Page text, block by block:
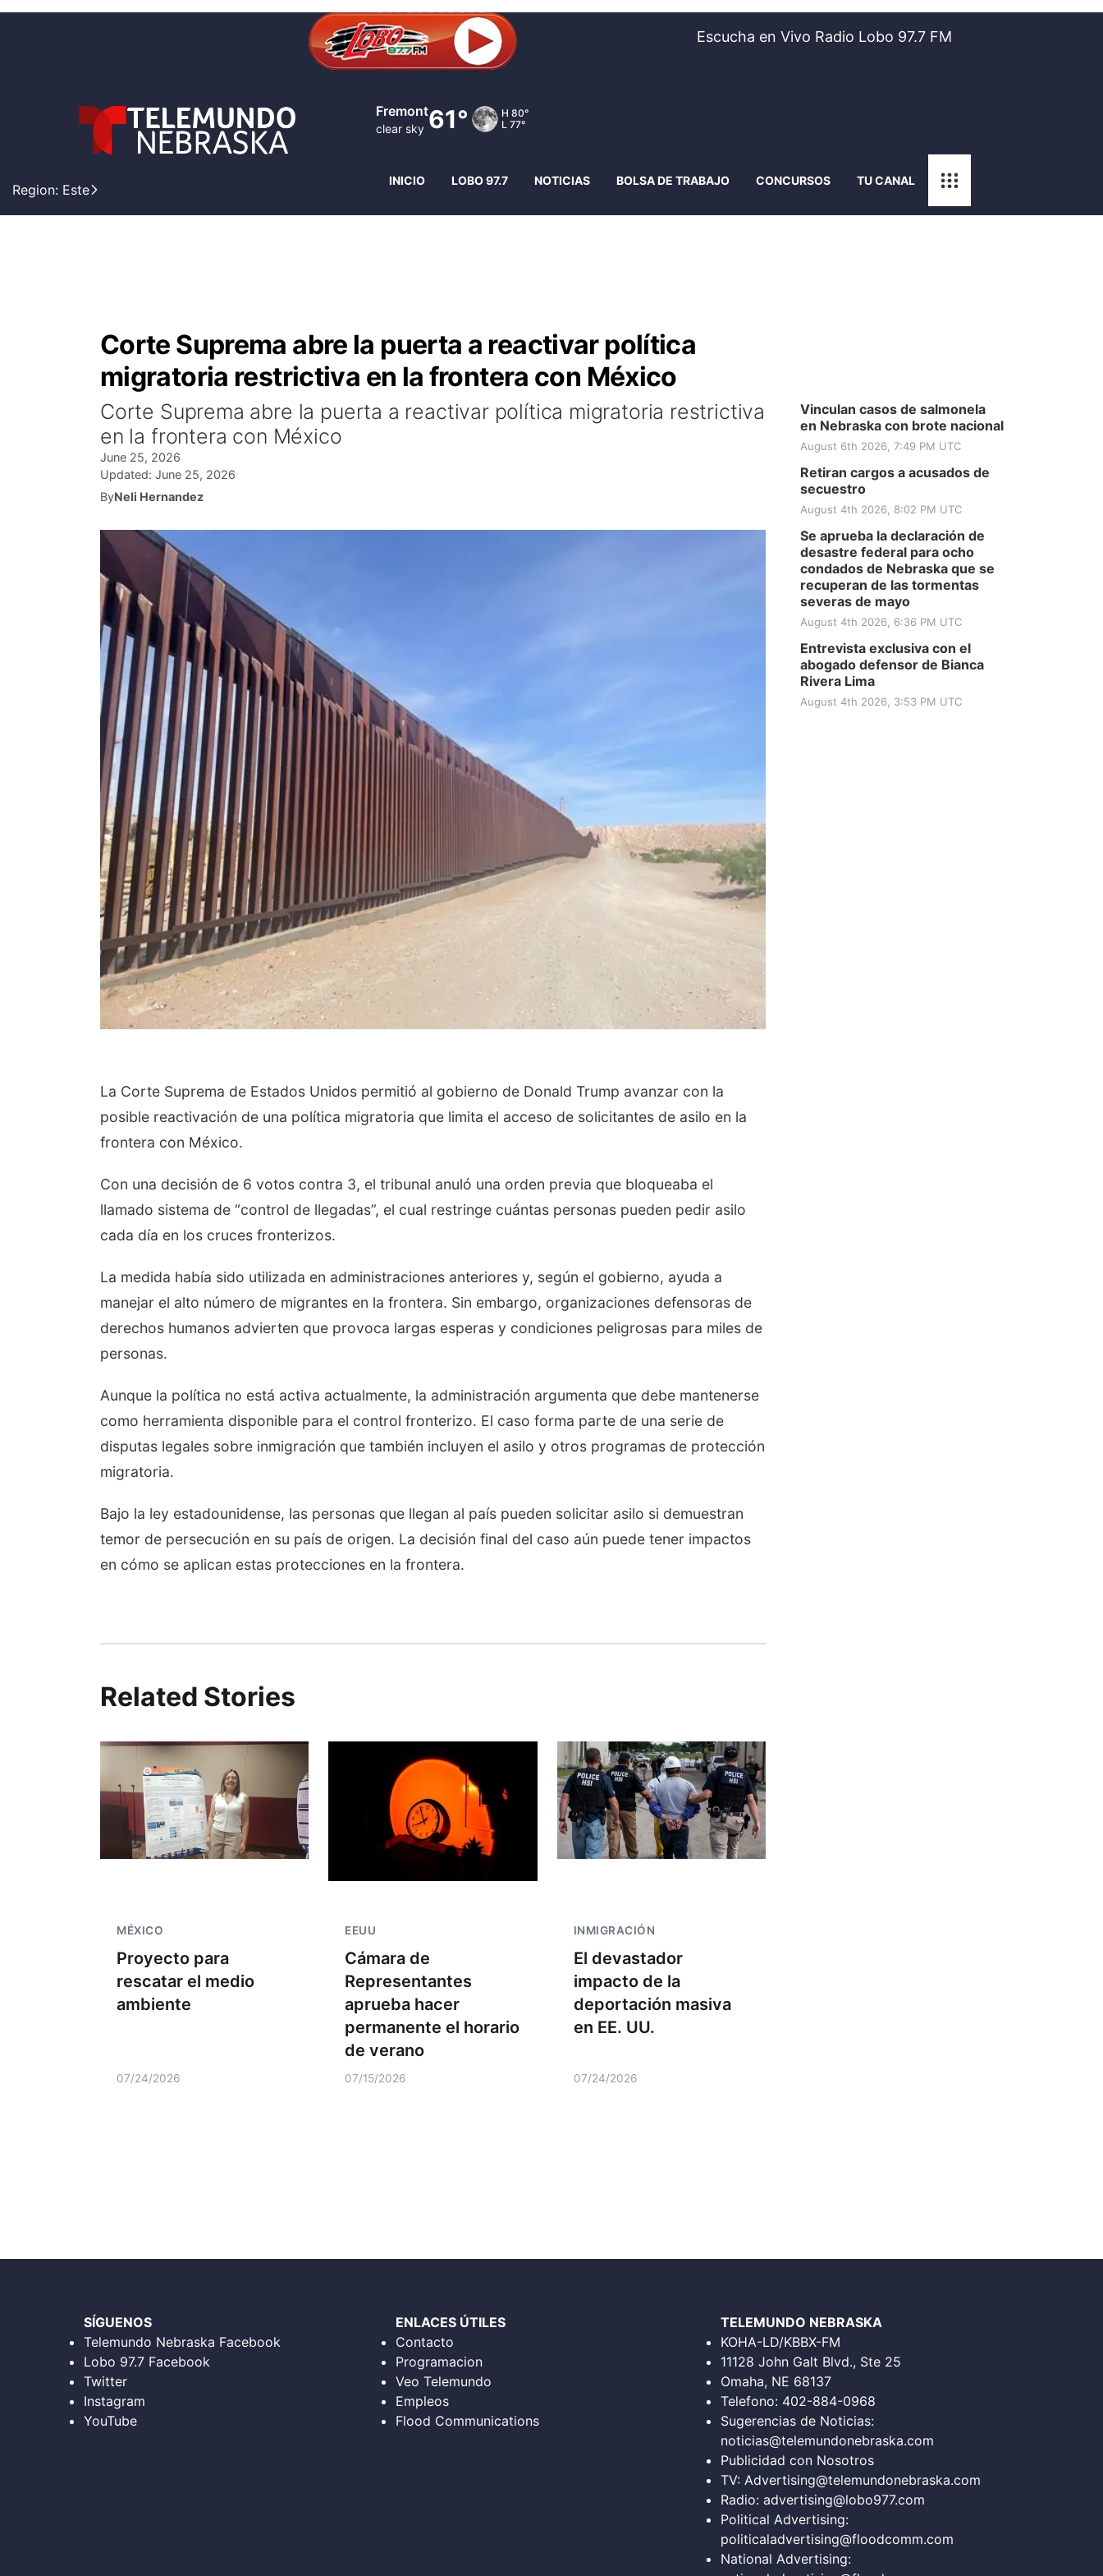
Escucha en Vivo Radio Lobo 97.7 FM
Region: Este
Fremont
clear sky 61° H 80°
L 77°
INICIO LOBO 97.7 NOTICIAS BOLSA DE TRABAJO CONCURSOS TU CANAL
Corte Suprema abre la puerta a reactivar política
migratoria restrictiva en la frontera con México
Corte Suprema abre la puerta a reactivar política migratoria restrictiva
en la frontera con México
June 25, 2026
Updated: June 25, 2026
ByNeli Hernandez
La Corte Suprema de Estados Unidos permitió al gobierno de Donald Trump avanzar con la
posible reactivación de una política migratoria que limita el acceso de solicitantes de asilo en la
frontera con México.
Con una decisión de 6 votos contra 3, el tribunal anuló una orden previa que bloqueaba el
llamado sistema de “control de llegadas”, el cual restringe cuántas personas pueden pedir asilo
cada día en los cruces fronterizos.
La medida había sido utilizada en administraciones anteriores y, según el gobierno, ayuda a
manejar el alto número de migrantes en la frontera. Sin embargo, organizaciones defensoras de
derechos humanos advierten que provoca largas esperas y condiciones peligrosas para miles de
personas.
Aunque la política no está activa actualmente, la administración argumenta que debe mantenerse
como herramienta disponible para el control fronterizo. El caso forma parte de una serie de
disputas legales sobre inmigración que también incluyen el asilo y otros programas de protección
migratoria.
Bajo la ley estadounidense, las personas que llegan al país pueden solicitar asilo si demuestran
temor de persecución en su país de origen. La decisión final del caso aún puede tener impactos
en cómo se aplican estas protecciones en la frontera.
Related Stories
MÉXICO
Proyecto para
rescatar el medio
ambiente
07/24/2026
EEUU
Cámara de
Representantes
aprueba hacer
permanente el horario
de verano
07/15/2026
INMIGRACIÓN
El devastador
impacto de la
deportación masiva
en EE. UU.
07/24/2026
Vinculan casos de salmonela
en Nebraska con brote nacional
August 6th 2026, 7:49 PM UTC
Retiran cargos a acusados de
secuestro
August 4th 2026, 8:02 PM UTC
Se aprueba la declaración de
desastre federal para ocho
condados de Nebraska que se
recuperan de las tormentas
severas de mayo
August 4th 2026, 6:36 PM UTC
Entrevista exclusiva con el
abogado defensor de Bianca
Rivera Lima
August 4th 2026, 3:53 PM UTC
SÍGUENOS
Telemundo Nebraska Facebook
Lobo 97.7 Facebook
Twitter
Instagram
YouTube
ENLACES ÚTILES
Contacto
Programacion
Veo Telemundo
Empleos
Flood Communications
TELEMUNDO NEBRASKA
KOHA-LD/KBBX-FM
11128 John Galt Blvd., Ste 25
Omaha, NE 68137
Telefono: 402-884-0968
Sugerencias de Noticias:
noticias@telemundonebraska.com
Publicidad con Nosotros
TV: Advertising@telemundonebraska.com
Radio: advertising@lobo977.com
Political Advertising:
politicaladvertising@floodcomm.com
National Advertising: